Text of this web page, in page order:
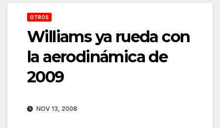
OTROS
Williams ya rueda con
la aerodinámica de
2009
NOV 13, 2008